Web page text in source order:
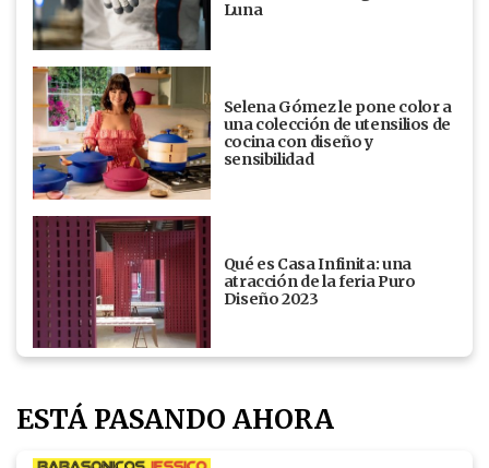
Luna
Selena Gómez le pone color a
una colección de utensilios de
cocina con diseño y
sensibilidad
Qué es Casa Infinita: una
atracción de la feria Puro
Diseño 2023
ESTÁ PASANDO AHORA